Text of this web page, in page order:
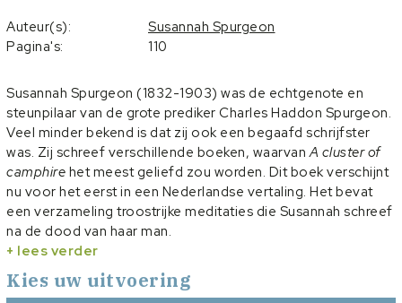
Auteur(s):
Susannah Spurgeon
Pagina's:
110
Susannah Spurgeon (1832-1903) was de echtgenote en
steunpilaar van de grote prediker Charles Haddon Spurgeon.
Veel minder bekend is dat zij ook een begaafd schrijfster
was. Zij schreef verschillende boeken, waarvanA cluster of
camphire het meest geliefd zou worden. Dit boek verschijnt
nu voor het eerst in een Nederlandse vertaling. Het bevat
een verzameling troostrijke meditaties die Susannah schreef
na de dood van haar man.
Dit boekje bevat eveneens een levensschets van Susannah
en enkele recent ontdekte brieven van Susannah en Charles
Spurgeon.
+ lees verder
Kies uw uitvoering